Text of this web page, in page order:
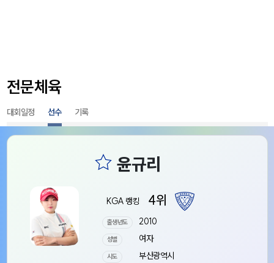
전문체육
대회일정 선수 기록
KGA 랭킹 4위
출생년도 2010
성별 여자
시도 부산광역시